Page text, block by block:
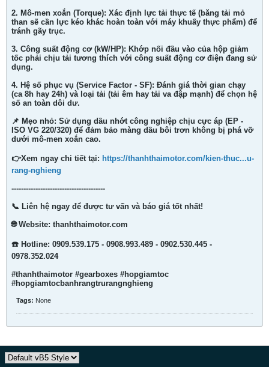
2. Mô-men xoắn (Torque): Xác định lực tải thực tế (băng tải mỏ
than sẽ cần lực kéo khác hoàn toàn với máy khuấy thực phẩm) để
tránh gãy trục.
3. Công suất động cơ (kW/HP): Khớp nối đầu vào của hộp giảm
tốc phải chịu tải tương thích với công suất động cơ điện đang sử
dụng.
4. Hệ số phục vụ (Service Factor - SF): Đánh giá thời gian chạy
(ca 8h hay 24h) và loại tải (tải êm hay tải va đập mạnh) để chọn hệ
số an toàn dôi dư.
📌 Mẹo nhỏ: Sử dụng dầu nhớt công nghiệp chịu cực áp (EP -
ISO VG 220/320) để đảm bảo màng dầu bôi trơn không bị phá vỡ
dưới mô-men xoắn cao.
👉Xem ngay chi tiết tại: https://thanhthaimotor.com/kien-thuc...u-
rang-nghieng
---------------------------------------
📞 Liên hệ ngay để được tư vấn và báo giá tốt nhất!
🌐 Website: thanhthaimotor.com
☎️ Hotline: 0909.539.175 - 0908.993.489 - 0902.530.445 -
0978.352.024
#thanhthaimotor #gearboxes #hopgiamtoc
#hopgiamtocbanhrangtrurangnghieng
Tags: None